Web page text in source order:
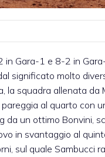
Gara-1 e 8-2 in
significato molto
la squadra allenata da
al quarto con
da un ottimo Bonvini,
in svantaggio al
sul quale Sambucci